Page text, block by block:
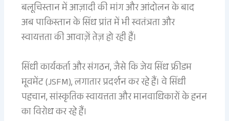
बलूचिस्तान में आज़ादी की मांग और आंदोलन के बाद
अब पाकिस्तान के सिंध प्रांत में भी स्वतंत्रता और
स्वायत्तता की आवाज़ें तेज़ हो रही हैं।
सिंधी कार्यकर्ता और संगठन, जैसे कि जेय सिंध फ्रीडम
मूवमेंट (JSFM), लगातार प्रदर्शन कर रहे हैं। वे सिंधी
पहचान, सांस्कृतिक स्वायत्तता और मानवाधिकारों के हनन
का विरोध कर रहे हैं।